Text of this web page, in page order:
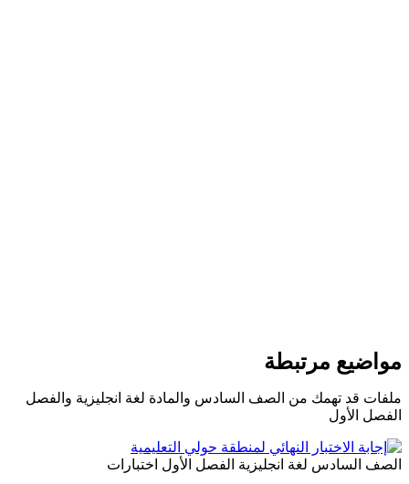
مرتبطة
قد تهمك من الصف السادس والمادة لغة انجليزية والفصل
الأول
السادس لغة انجليزية الفصل الأول اختبارات